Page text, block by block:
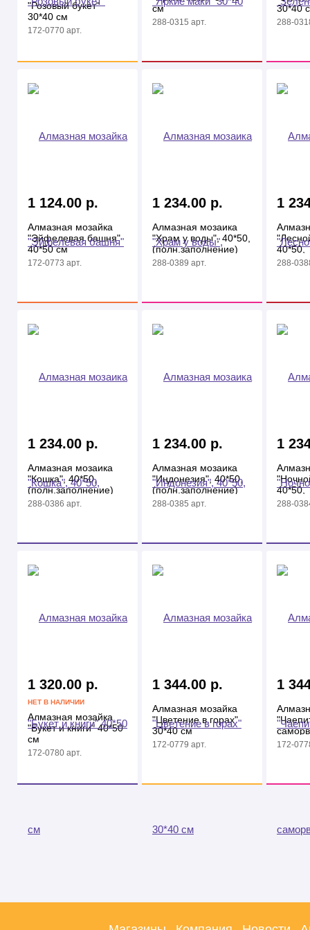
"Розовый букет"
30*40 см
172-0770 арт.
см
288-0315 арт.
30*40
288-
1 124.00 р.
Алмазная мозайка
"Эйфелевая башня"
40*50 см
172-0773 арт.
1 234.00 р.
Алмазная мозаика
"Храм у воды", 40*50,
(полн.заполнение)
288-0389 арт.
1
40*50,
288-
1 234.00 р.
Алмазная мозаика
"Кошка", 40*50,
(полн.заполнение)
288-0386 арт.
1 234.00 р.
Алмазная мозаика
"Индонезия", 40*50,
(полн.заполнение)
288-0385 арт.
1
40*50,
288-
1 320.00 р.
НЕТ В НАЛИЧИИ
Алмазная мозайка
"Букет и книги" 40*50
см
172-0780 арт.
1 344.00 р.
Алмазная мозайка
"Цветение в горах"
30*40 см
172-0779 арт.
1
см
172-